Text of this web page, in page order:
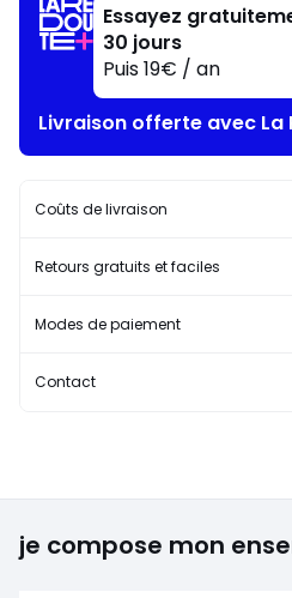
Essayez
30 jours
Puis 19€ / an
Livraison offerte avec La
Coûts de livraison
Retours gratuits et faciles
Modes de paiement
Contact
je compose mon